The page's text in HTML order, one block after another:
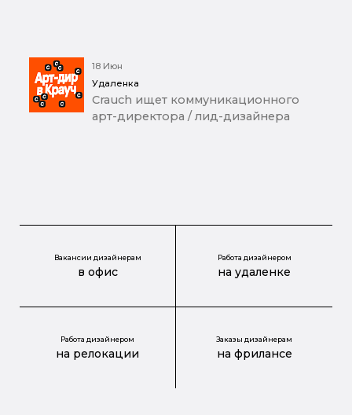
18 Июн
Удаленка
Crauch ищет коммуникационного
арт-директора / лид-дизайнера
Вакансии дизайнерам
в офис
Работа дизайнером
на удаленке
Работа дизайнером
на релокации
Заказы дизайнерам
на фрилансе